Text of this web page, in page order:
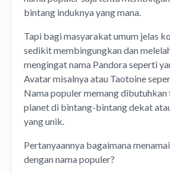
bintang induknya yang mana.
Tapi bagi masyarakat umum jelas
sedikit membingungkan dan
mengingat nama Pandora seperti
Avatar misalnya atau Taotoine
Nama populer memang
planet di bintang-bintang dekat
yang unik.
Pertanyaannya bagaimana
dengan nama populer?